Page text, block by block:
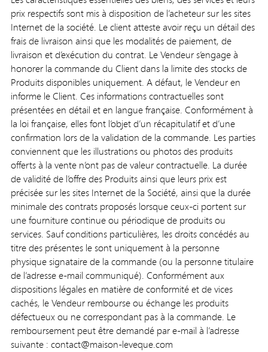
prix respectifs sont mis à disposition de l’acheteur sur les sites
Internet de la société. Le client atteste avoir reçu un détail des
frais de livraison ainsi que les modalités de paiement, de
livraison et d’exécution du contrat. Le Vendeur s’engage à
honorer la commande du Client dans la limite des stocks de
Produits disponibles uniquement. A défaut, le Vendeur en
informe le Client. Ces informations contractuelles sont
présentées en détail et en langue française. Conformément à
la loi française, elles font l’objet d’un récapitulatif et d’une
confirmation lors de la validation de la commande. Les parties
conviennent que les illustrations ou photos des produits
offerts à la vente n’ont pas de valeur contractuelle. La durée
de validité de l’offre des Produits ainsi que leurs prix est
précisée sur les sites Internet de la Société, ainsi que la durée
minimale des contrats proposés lorsque ceux-ci portent sur
une fourniture continue ou périodique de produits ou
services. Sauf conditions particulières, les droits concédés au
titre des présentes le sont uniquement à la personne
physique signataire de la commande (ou la personne titulaire
de l’adresse e-mail communiqué). Conformément aux
dispositions légales en matière de conformité et de vices
cachés, le Vendeur rembourse ou échange les produits
défectueux ou ne correspondant pas à la commande. Le
remboursement peut être demandé par e-mail à l’adresse
suivante : contact@maison-leveque.com